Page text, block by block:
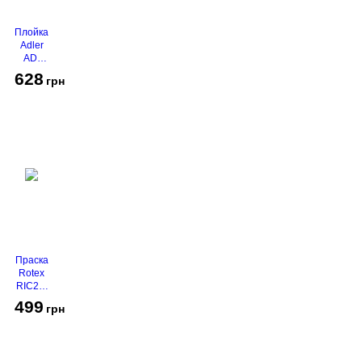
Плойка
Adler
AD-
628 грн
Праска
Rotex
RIC21-
Super
499 грн